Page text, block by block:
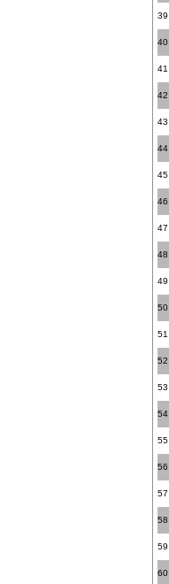
39
40
41
42
43
44
45
46
47
48
49
50
51
52
53
54
55
56
57
58
59
60